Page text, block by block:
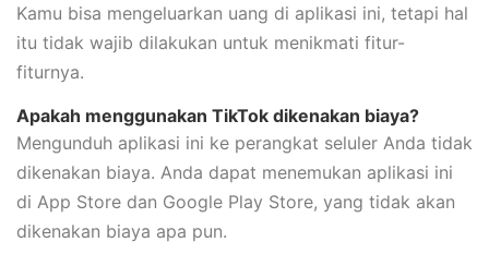
Kamu bisa mengeluarkan uang di aplikasi ini, tetapi hal
itu tidak wajib dilakukan untuk menikmati fitur-
fiturnya.
Apakah menggunakan TikTok dikenakan biaya?
Mengunduh aplikasi ini ke perangkat seluler Anda tidak
dikenakan biaya. Anda dapat menemukan aplikasi ini
di App Store dan Google Play Store, yang tidak akan
dikenakan biaya apa pun.